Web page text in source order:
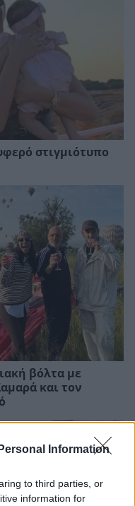
Information
to third parties, or
information for
στιγμιότυπο
βόλτα με
και τον